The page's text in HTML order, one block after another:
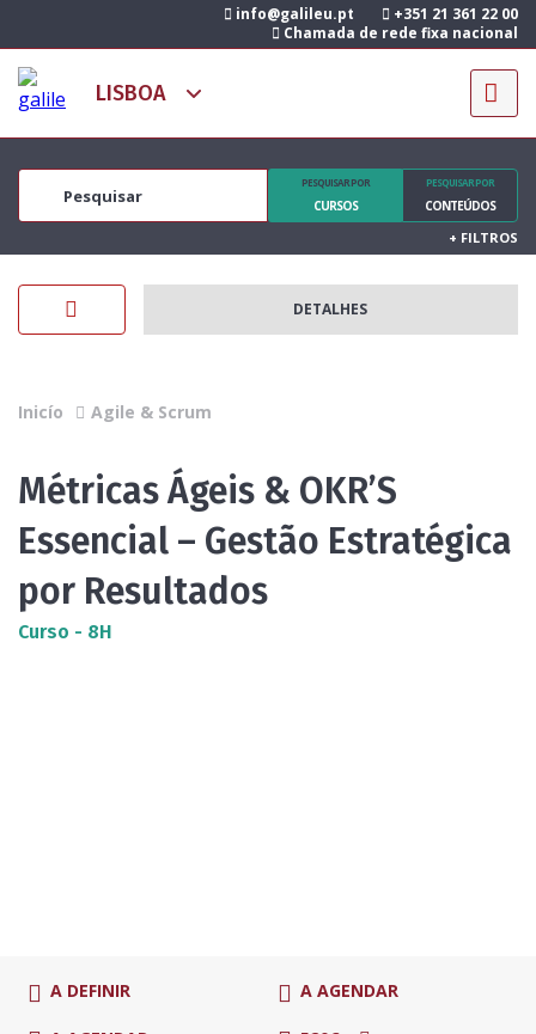
info@galileu.pt
+351 21 361 22 00
Chamada de rede fixa nacional
PESQUISAR POR
CURSOS
PESQUISAR POR
CONTEÚDOS
+ FILTROS
DETALHES
Inicío Agile & Scrum
Métricas Ágeis & OKR’S
Essencial – Gestão Estratégica
por Resultados
Curso - 8H
A DEFINIR A AGENDAR